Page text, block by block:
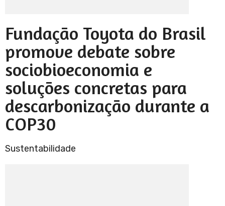
Fundação Toyota do Brasil
promove debate sobre
sociobioeconomia e
soluções concretas para
descarbonização durante a
COP30
Sustentabilidade